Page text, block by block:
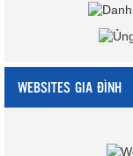
WEBSITES GIA ĐÌNH